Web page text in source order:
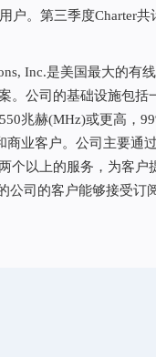
户。第三季度Charter
Inc.是美国最大的有
。公司的基础设施包括
兆赫(MHz)或更高，
商业客户。公司主要通
个以上的服务，为客
公司的客户能够接受订